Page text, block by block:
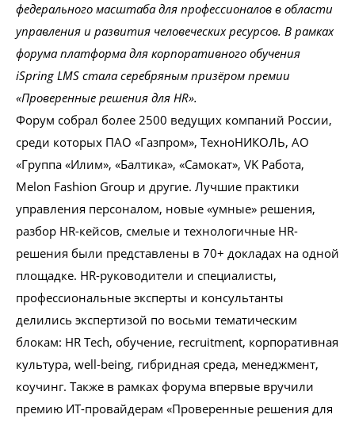
федерального масштаба для профессионалов в области
управления и развития человеческих ресурсов. В рамках
форума платформа для корпоративного обучения
iSpring LMS стала серебряным призёром премии
«Проверенные решения для HR».
Форум собрал более 2500 ведущих компаний России,
среди которых ПАО «Газпром», ТехноНИКОЛЬ, АО
«Группа «Илим», «Балтика», «Самокат», VK Работа,
Melon Fashion Group и другие. Лучшие практики
управления персоналом, новые «умные» решения,
разбор HR-кейсов, смелые и технологичные HR-
решения были представлены в 70+ докладах на одной
площадке. HR-руководители и специалисты,
профессиональные эксперты и консультанты
делились экспертизой по восьми тематическим
блокам: HR Tech, обучение, recruitment, корпоративная
культура, well-being, гибридная среда, менеджмент,
коучинг. Также в рамках форума впервые вручили
премию ИТ-провайдерам «Проверенные решения для